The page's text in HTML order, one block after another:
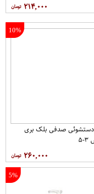
۲۱۴,۰۰۰
10%
دستشوئی صدفی بلک بری
۲۶۰,۰۰۰
5%